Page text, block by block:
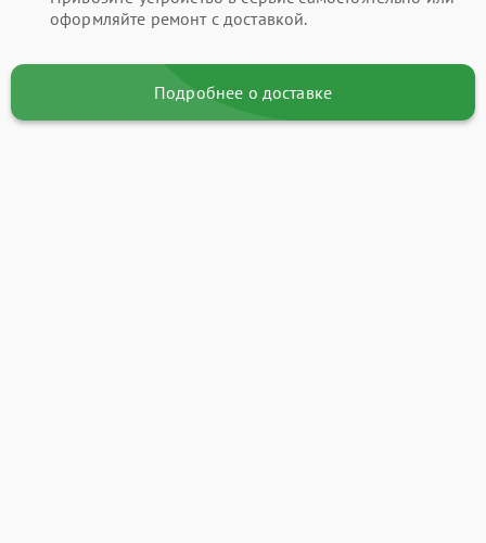
оформляйте ремонт с доставкой.
Подробнее о доставке